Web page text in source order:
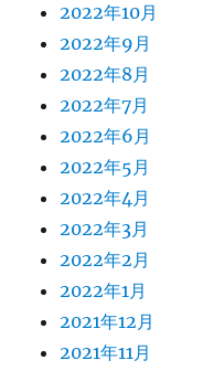
2022年10月
2022年9月
2022年8月
2022年7月
2022年6月
2022年5月
2022年4月
2022年3月
2022年2月
2022年1月
2021年12月
2021年11月